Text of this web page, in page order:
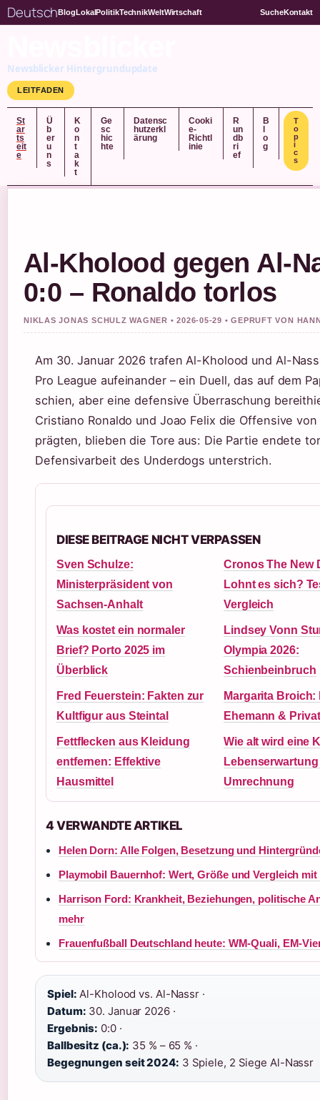
DeutschBlogLokalPolitikTechnikWeltWirtschaft SucheKontakt
Newsblicker Hintergrundupdate
LEITFADEN
St
ar
ts
eit
e
Ü
b
er
u
n
s
K
o
n
t
a
k
t
Ge
sc
hic
hte
Datensc
hutzerkl
ärung
Cooki
e-
Richtl
inie
R
un
db
ri
ef
B
o
g
T
o
p
i
c
s
Al-Kholood gegen Al-
0:0 – Ronaldo torlos
NIKLAS JONAS SCHULZ WAGNER • 2026-05-29 • GEPRUFT VON
Am 30. Januar 2026 trafen Al-Kholood und Al-
Pro League aufeinander – ein Duell, das auf dem
schien, aber eine defensive Überraschung
Cristiano Ronaldo und Joao Felix die Offensive
prägten, blieben die Tore aus: Die Partie endete
Defensivarbeit des Underdogs unterstrich.
DIESE BEITRAGE NICHT VERPASSEN
Sven Schulze:
Ministerpräsident von
Sachsen-Anhalt
Cronos The New
Lohnt es sich?
Vergleich
Was kostet ein normaler
Brief? Porto 2025 im
Überblick
Lindsey Vonn
Olympia 2026:
Schienbeinbruch
Fred Feuerstein: Fakten zur
Kultfigur aus Steintal
Margarita Broich:
Ehemann &
Fettflecken aus Kleidung
entfernen: Effektive
Hausmittel
Wie alt wird eine
Umrechnung
4 VERWANDTE ARTIKEL
Helen Dorn: Alle Folgen, Besetzung und
Playmobil Bauernhof: Wert, Größe und Vergleich mit
Harrison Ford: Krankheit, Beziehungen, politische
mehr
Frauenfußball Deutschland heute: WM-Quali, EM-
Spiel: Al-Kholood vs. Al-Nassr ·
Datum: 30. Januar 2026 ·
Ergebnis: 0:0 ·
Ballbesitz (ca.): 35 % – 65 % ·
Begegnungen seit 2024: 3 Spiele, 2 Siege Al-Nassr